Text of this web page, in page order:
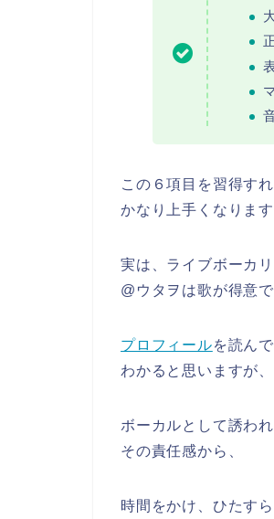
この６項目を習得す
かなり上手くなります
実は、ライブボーカ
@ウタヲは歌が得意
プロフィールを読ん
わかると思いますが
ボーカルとして誘わ
その責任感から、
時間をかけ、ひたす